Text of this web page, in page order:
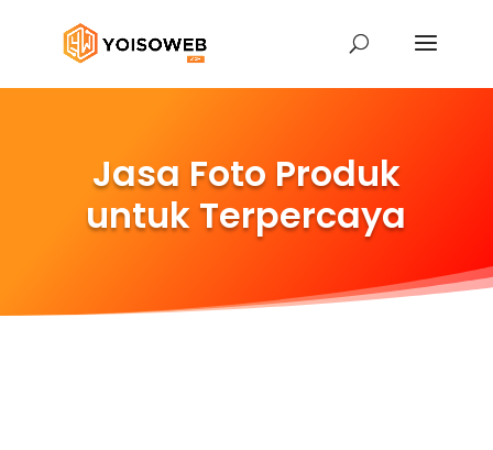
Jasa Foto Produk
untuk Terpercaya